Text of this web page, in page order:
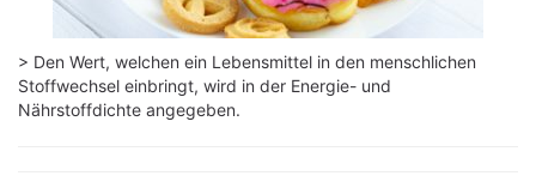
> Den Wert, welchen ein Lebensmittel in den menschlichen
Stoffwechsel einbringt, wird in der Energie- und
Nährstoffdichte angegeben.